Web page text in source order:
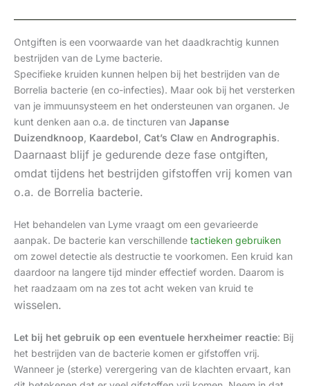
Ontgiften is een voorwaarde van het daadkrachtig kunnen
bestrijden van de Lyme bacterie.
Specifieke kruiden kunnen helpen bij het bestrijden van de
Borrelia bacterie (en co-infecties). Maar ook bij het versterken
van je immuunsysteem en het ondersteunen van organen. Je
kunt denken aan o.a. de tincturen van Japanse
Duizendknoop Kaardebol Cat’s Claw en Andrographis.
Daarnaast blijf je gedurende deze fase ontgiften,
omdat tijdens het bestrijden gifstoffen vrij komen van
o.a. de Borrelia bacterie.
Het behandelen van Lyme vraagt om een gevarieerde
aanpak. De bacterie kan verschillende tactieken gebruiken
om zowel detectie als destructie te voorkomen. Een kruid kan
daardoor na langere tijd minder effectief worden. Daarom is
het raadzaam om na zes tot acht weken van kruid te
wisselen.
Let bij het gebruik op een eventuele herxheimer reactie: Bij
het bestrijden van de bacterie komen er gifstoffen vrij.
Wanneer je (sterke) verergering van de klachten ervaart, kan